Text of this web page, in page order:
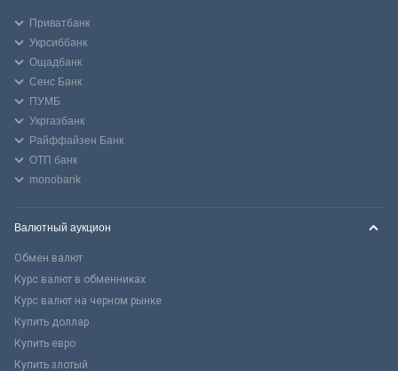
Приватбанк
Укрсиббанк
Ощадбанк
Сенс Банк
ПУМБ
Укргазбанк
Райффайзен Банк
ОТП банк
monobank
Валютный аукцион
Обмен валют
Курс валют в обменниках
Курс валют на черном рынке
Купить доллар
Купить евро
Купить злотый